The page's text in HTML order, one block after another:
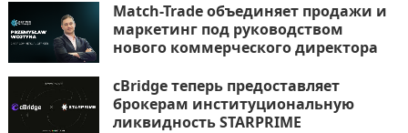
Match-Trade объединяет продажи и
маркетинг под руководством
нового коммерческого директора
cBridge теперь предоставляет
брокерам институциональную
ликвидность STARPRIME